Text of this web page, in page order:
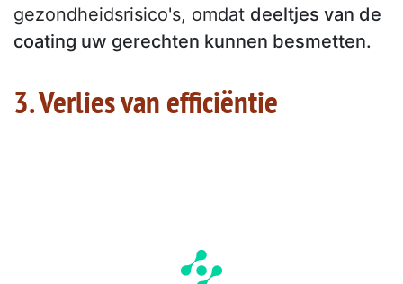
gezondheidsrisico's, omdat deeltjes van de
coating uw gerechten kunnen besmetten.
3. Verlies van efficiëntie